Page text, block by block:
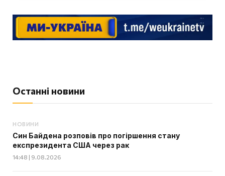
Останні новини
НОВИНИ
Син Байдена розповів про погіршення стану
експрезидента США через рак
14:48 | 9.08.2026